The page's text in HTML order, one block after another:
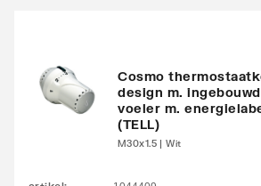
70/40
N-exponent 1.2365
Cosmo
design m.
voeler m.
(TELL)
M30x1.5 | Wit